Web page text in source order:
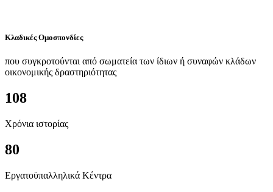
Κλαδικές Ομοσπονδίες
που συγκροτούνται από σωματεία των ίδιων ή συναφών κλάδων
οικονομικής δραστηριότητας
108
Χρόνια ιστορίας
80
Εργατοϋπαλληλικά Κέντρα